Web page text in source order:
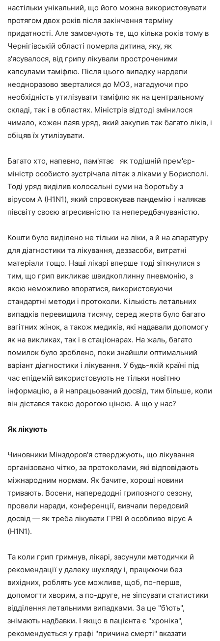
настільки унікальний, що його можна використовувати
протягом двох років після закінчення терміну
придатності. Але замовчують те, що кілька років тому в
Чернігівській області померла дитина, яку, як
з'ясувалося, від грипу лікували простроченими
капсулами таміфлю. Після цього випадку нардепи
неодноразово зверталися до МОЗ, нагадуючи про
необхідність утилізувати таміфлю як на центральному
складі, так і в областях. Міністрів відтоді змінилося
чимало, кожен лаяв уряд, який закупив так багато ліків, і
обіцяв їх утилізувати.
Багато хто, напевно, пам'ятає як тодішній прем'єр-
міністр особисто зустрічала літак з ліками у Борисполі.
Тоді уряд виділив колосальні суми на боротьбу з
вірусом А (Н1N1), який спровокував пандемію і налякав
півсвіту своєю агресивністю та непередбачуваністю.
Кошти було виділено не тільки на ліки, а й на апаратуру
для діагностики та лікування, деззасоби, витратні
матеріали тощо. Наші лікарі вперше тоді зіткнулися з
тим, що грип викликає швидкоплинну пневмонію, з
якою неможливо впоратися, використовуючи
стандартні методи і протоколи. Кількість летальних
випадків перевищила тисячу, серед жертв було багато
вагітних жінок, а також медиків, які надавали допомогу
як на викликах, так і в стаціонарах. На жаль, багато
помилок було зроблено, поки знайшли оптимальний
варіант діагностики і лікування. У будь-якій країні під
час епідемій використовують не тільки новітню
інформацію, а й напрацьований досвід, тим більше, коли
він дістався такою дорогою ціною. А що у нас?
Як лікують
Чиновники Мінздоров'я стверджують, що лікування
організовано чітко, за протоколами, які відповідають
міжнародним нормам. Як бачите, хороші новини
тривають. Восени, напередодні грипозного сезону,
провели наради, конференції, вивчали передовий
досвід — як треба лікувати ГРВІ й особливо вірус А
(Н1N1).
Та коли грип гримнув, лікарі, засунули методички й
рекомендації у далеку шухляду і, працюючи без
вихідних, роблять усе можливе, щоб, по-перше,
допомогти хворим, а по-друге, не зіпсувати статистики
відділення летальними випадками. За це "б'ють",
знімають надбавки. І якщо в пацієнта є "хроніка",
рекомендується у графі "причина смерті" вказати